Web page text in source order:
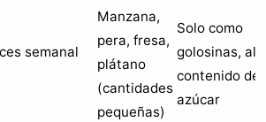
semanal
Manzana,
pera, fresa,
plátano
(cantidades
pequeñas)
Solo como
golosinas,
contenido de
azúcar